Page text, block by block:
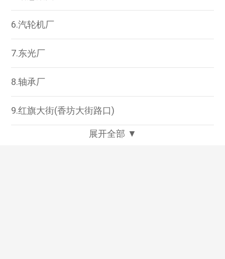
6.汽轮机厂
7.东光厂
8.轴承厂
9.红旗大街(香坊大街路口)
展开全部 ▼